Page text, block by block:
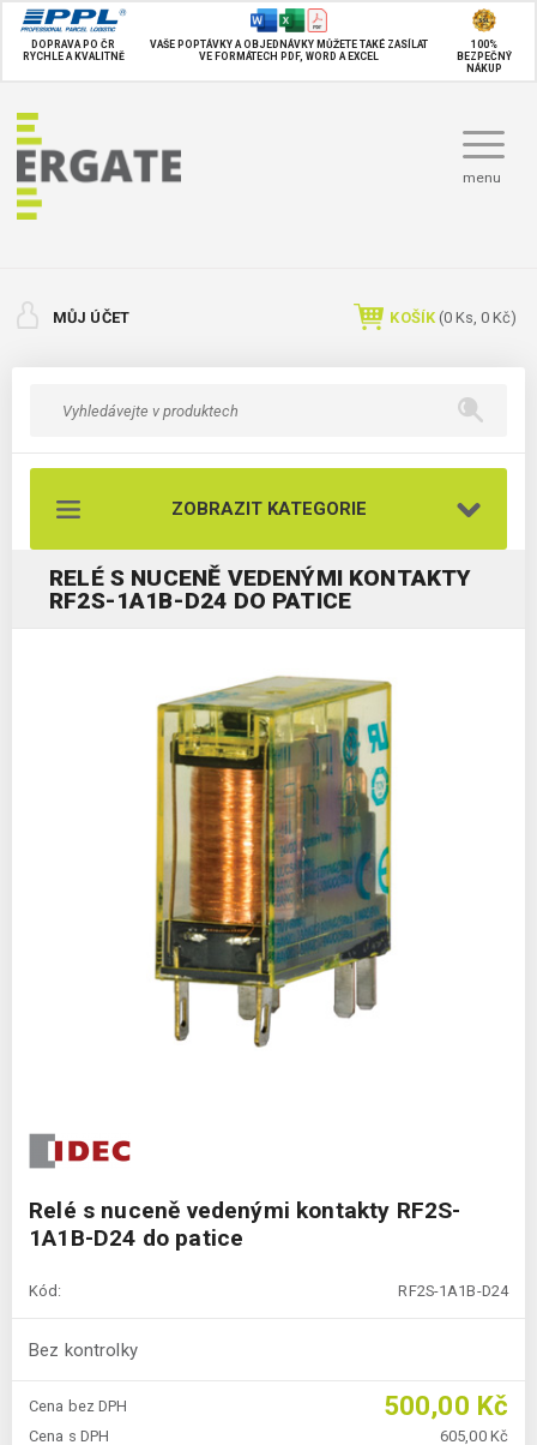
DOPRAVA PO ČR
RYCHLE A KVALITNĚ
VAŠE POPTÁVKY A OBJEDNÁVKY MŮŽETE TAKÉ ZASÍLAT
VE FORMÁTECH PDF, WORD A EXCEL
100%
BEZPEČNÝ
NÁKUP
menu
MŮJ ÚČET KOŠÍK (0 Ks, 0 Kč)
ZOBRAZIT KATEGORIE
RELÉ S NUCENĚ VEDENÝMI KONTAKTY
RF2S-1A1B-D24 DO PATICE
Relé s nuceně vedenými kontakty RF2S-
1A1B-D24 do patice
Kód: RF2S-1A1B-D24
Bez kontrolky
Cena bez DPH 500,00 Kč
Cena s DPH 605,00 Kč